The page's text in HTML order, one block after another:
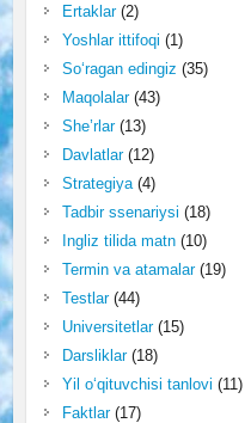
Ertaklar(2)
Yoshlar ittifoqi (1)
So‘ragan edingiz (35)
Maqolalar(43)
She’rlar(13)
Davlatlar(12)
Strategiya(4)
Tadbir ssenariysi (18)
Ingliz tilida matn(10)
Termin va atamalar(19)
Testlar(44)
Universitetlar(15)
Darsliklar(18)
Yil o‘qituvchisi tanlovi (11)
Faktlar(17)